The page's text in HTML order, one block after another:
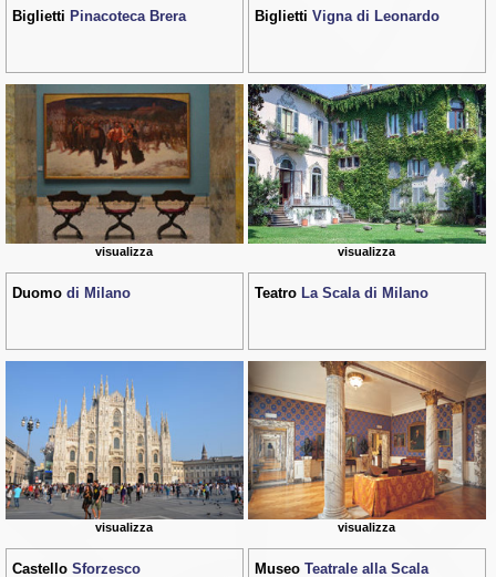
Biglietti Pinacoteca Brera
visualizza
Biglietti Vigna di Leonardo
visualizza
Duomo di Milano
visualizza
Teatro La Scala di Milano
visualizza
Castello Sforzesco Museo Teatrale alla Scala